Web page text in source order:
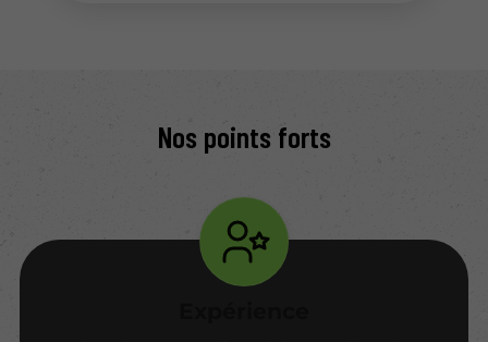
Nos points forts